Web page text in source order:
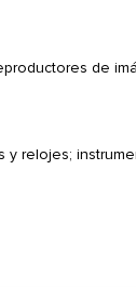
de
relojes;